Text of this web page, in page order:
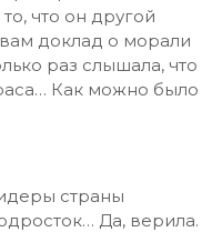
что он другой
доклад о морали
раз слышала, что
Как можно было
страны
Да, верила.